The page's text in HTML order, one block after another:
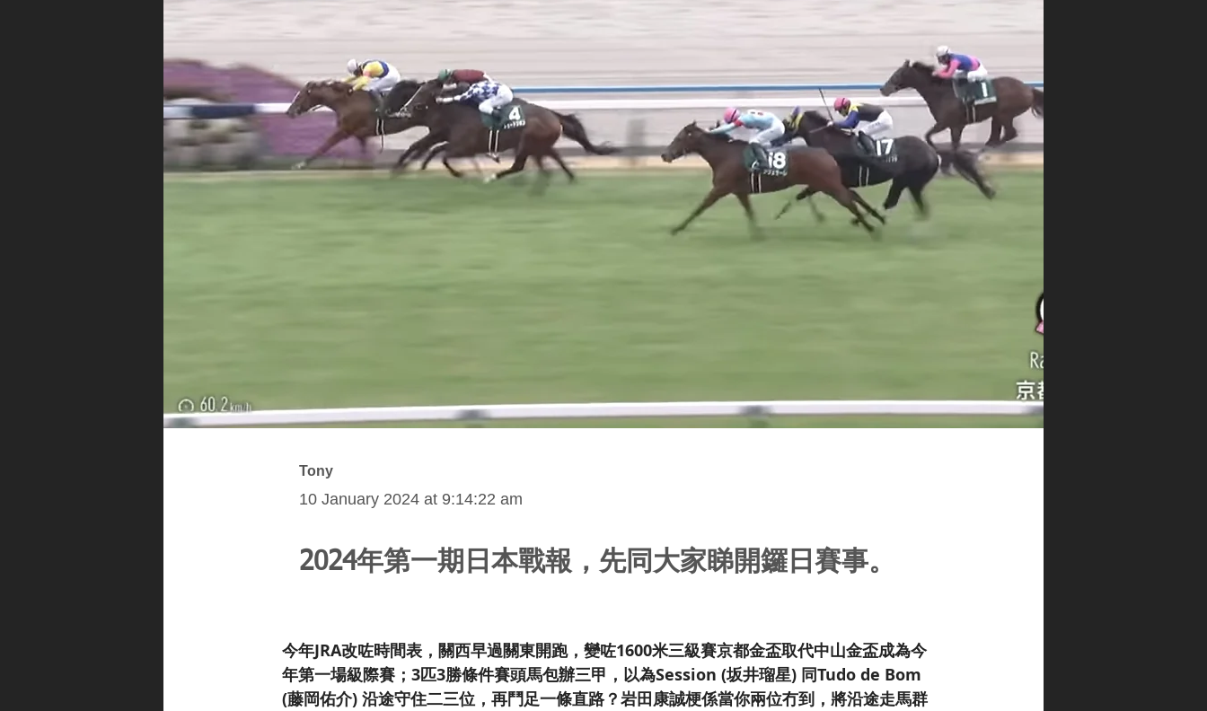
Tony
10 January 2024 at 9:14:22 am
2024年第一期日本戰報，先同大家睇開鑼日賽事。
今年JRA改咗時間表，關西早過關東開跑，變咗1600米三級賽京都金盃取代中山金盃成為今
年第一場級際賽；3匹3勝條件賽頭馬包辦三甲，以為Session (坂井瑠星) 同Tudo de Bom
(藤岡佑介) 沿途守住二三位，再鬥足一條直路？岩田康誠梗係當你兩位冇到，將沿途走馬群